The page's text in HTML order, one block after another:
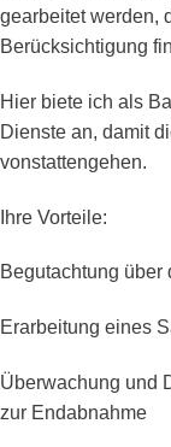
gearbeitet werden,
Berücksichtigung
Hier biete ich als
Dienste an, damit
vonstattengehen.
Ihre Vorteile:
Begutachtung über
Erarbeitung eines
Überwachung und
zur Endabnahme